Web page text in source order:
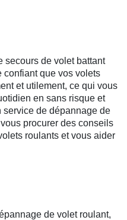
secours de volet battant
confiant que vos volets
et utilement, ce qui vous
en sans risque et
service de dépannage de
procurer des conseils
roulants et vous aider
de volet roulant,